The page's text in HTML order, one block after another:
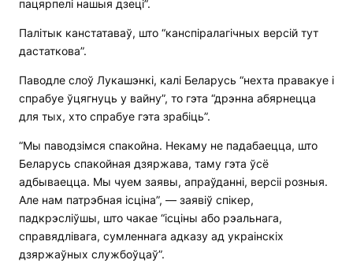
пацярпелі нашыя дзеці”.
Палітык канстатаваў, што “канспіралагічных версій тут
дастаткова”.
Паводле слоў Лукашэнкі, калі Беларусь “нехта правакуе і
спрабуе ўцягнуць у вайну”, то гэта “дрэнна абярнецца
для тых, хто спрабуе гэта зрабіць”.
“Мы паводзімся спакойна. Некаму не падабаецца, што
Беларусь спакойная дзяржава, таму гэта ўсё
адбываецца. Мы чуем заявы, апраўданні, версіі розныя.
Але нам патрэбная ісціна”, — заявіў спікер,
падкрэсліўшы, што чакае “ісціны або рэальнага,
справядлівага, сумленнага адказу ад украінскіх
дзяржаўных службоўцаў”.